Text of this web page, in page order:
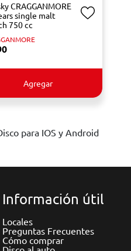
CRAGGANMORE
single malt
750 cc
Agregar
para IOS y Android
Información útil
Locales
Preguntas Frecuentes
Cómo comprar